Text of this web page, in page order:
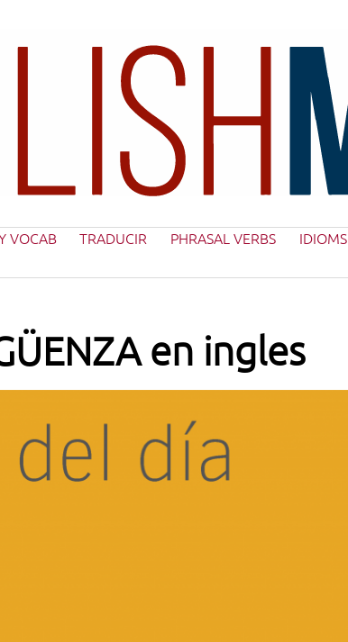
VOCAB TRADUCIR PHRASAL VERBS IDIOMS
en ingles